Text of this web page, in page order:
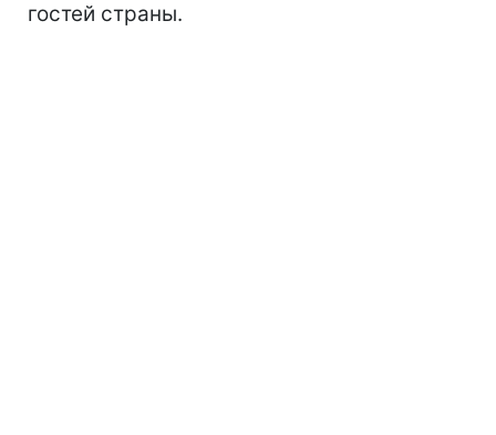
гостей страны.